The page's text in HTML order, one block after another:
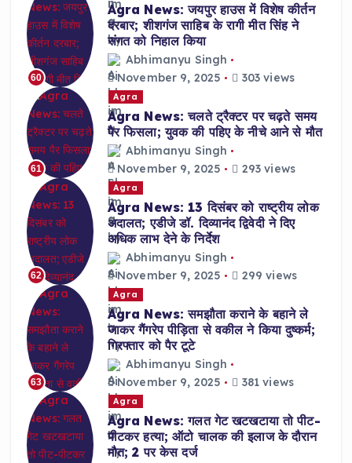
60
Agra News: जयपुर हाउस में विशेष कीर्तन
दरबार; शीशगंज साहिब के रागी मीत सिंह ने
संगत को निहाल किया
Abhimanyu Singh
November 9, 2025
303 views
61
Agra
Agra News: चलते ट्रैक्टर पर चढ़ते समय
पैर फिसला; युवक की पहिए के नीचे आने से मौत
Abhimanyu Singh
November 9, 2025
293 views
62
Agra
Agra News: 13 दिसंबर को राष्ट्रीय लोक
अदालत; एडीजे डॉ. दिव्यानंद द्विवेदी ने दिए
अधिक लाभ देने के निर्देश
Abhimanyu Singh
November 9, 2025
299 views
63
Agra
Agra News: समझौता कराने के बहाने ले
जाकर गैंगरेप पीड़िता से वकील ने किया दुष्कर्म;
गिरफ्तार को पैर टूटे
Abhimanyu Singh
November 9, 2025
381 views
Agra
Agra News: गलत गेट खटखटाया तो पीट-
पीटकर हत्या; ऑटो चालक की इलाज के दौरान
मौत; 2 पर केस दर्ज